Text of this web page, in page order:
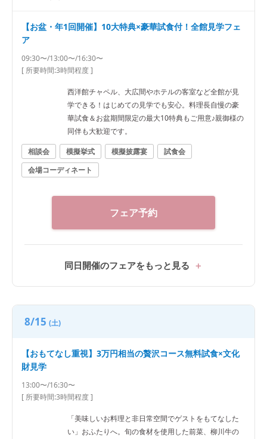
【お盆・年1回開催】10大特典×豪華試食付！全館見学フェ
ア
09:30〜/13:00〜/16:30〜
[ 所要時間:3時間程度]
西洋館チャペル、大広間やホテルの客室など全館が見
学できる！はじめての見学でも安心。料理長自慢の豪
華試食＆お盆期間限定の最大10特典もご用意♪親御様の
同伴も大歓迎です。
相談会
模擬挙式 模擬披露宴
試食会
会場コーディネート
フェア予約
同日開催のフェアをもっと見る
8/15 (土)
【おもてなし重視】3万円相当の贅沢コース無料試食×文化
財見学
13:00〜/16:30〜
[ 所要時間:3時間程度]
「美味しいお料理と非日常空間でゲストをもてなした
い」おふたりへ。旬の食材を使用した前菜、柳川牛の